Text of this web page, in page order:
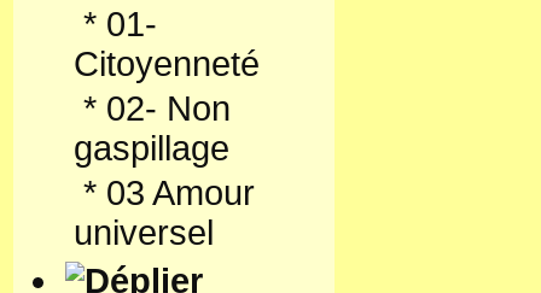
* 01-
Citoyenneté
* 02- Non
gaspillage
* 03 Amour
universel